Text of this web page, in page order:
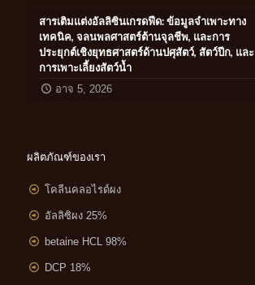
สารเติมแต่งอัลลิซินเกรดฟีด: ข้อมูลจำเพาะทาง
เทคนิค, จลนพลศาสตร์ต้านจุลชีพ, และการ
ประยุกต์เชิงยุทธศาสตร์ด้านปศุสัตว์, สัตว์ปีก, และ
การเพาะเลี้ยงสัตว์น้ำ
อาจ 5, 2026
ผลิตภัณฑ์ของเรา
โคลีนคลอไรด์ผง
อัลลิซิผง 25%
betaine HCL 98%
DCP 18%